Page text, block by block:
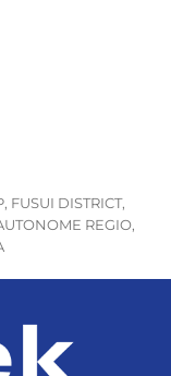
DISTRICT,
REGIO,